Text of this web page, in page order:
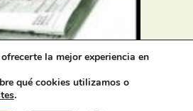
SAD, SERVICIO
A DOMICILIO
la mejor experiencia en
qué cookies utilizamos o
.